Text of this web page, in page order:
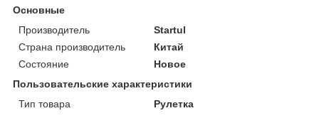
Основные
Производитель
Startul
Страна производитель
Китай
Состояние
Новое
Пользовательские характеристики
Тип товара
Рулетка